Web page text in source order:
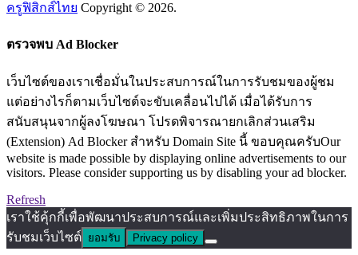
ครูฟิสิกส์ไทย Copyright © 2026.
ตรวจพบ Ad Blocker
เว็บไซต์ของเราเชื่อมั่นในประสบการณ์ในการรับชมของผู้ชม
แต่อย่างไรก็ตามเว็บไซต์จะขับเคลื่อนไปได้ เมื่อได้รับการ
สนับสนุนจากผู้ลงโฆษณา โปรดพิจารณายกเลิกส่วนเสริม
(Extension) Ad Blocker สำหรับ Domain Site นี้ ขอบคุณครับOur
website is made possible by displaying online advertisements to our
visitors. Please consider supporting us by disabling your ad blocker.
Refresh
เราใช้คุ้กกี้เพื่อพัฒนาประสบการณ์และเพิ่มประสิทธิภาพในการ
รับชมเว็บไซต์ ยอมรับ Privacy policy